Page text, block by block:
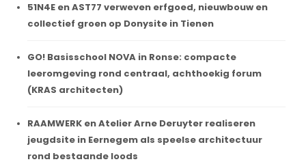
51N4E en AST77 verweven erfgoed, nieuwbouw en
collectief groen op Donysite in Tienen
GO! Basisschool NOVA in Ronse: compacte
leeromgeving rond centraal, achthoekig forum
(KRAS architecten)
RAAMWERK en Atelier Arne Deruyter realiseren
jeugdsite in Eernegem als speelse architectuur
rond bestaande loods